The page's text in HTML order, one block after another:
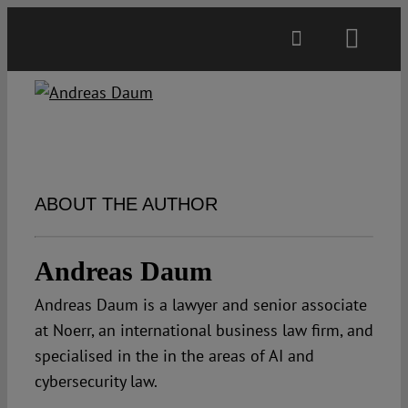
Projects
Open Access
Authors
ABOUT THE AUTHOR
Andreas Daum
Andreas Daum is a lawyer and senior associate
at Noerr, an international business law firm, and
specialised in the in the areas of AI and
cybersecurity law.